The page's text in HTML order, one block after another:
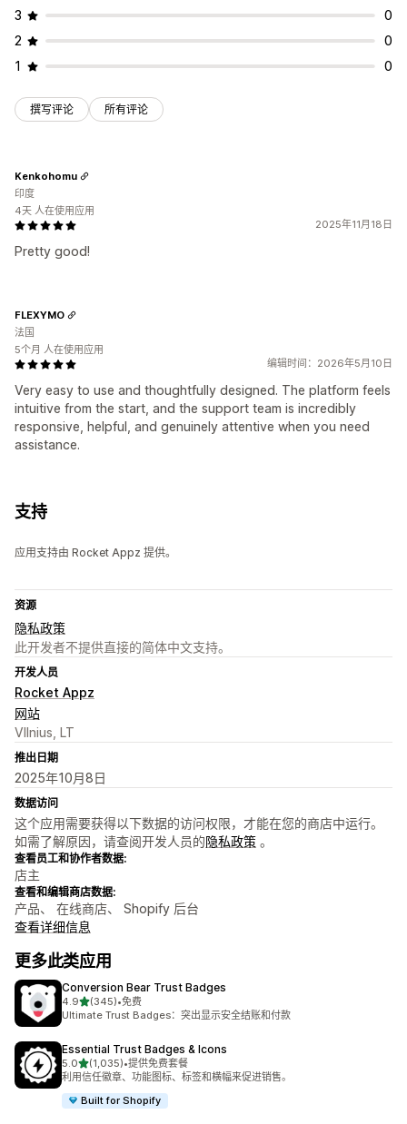
产品系列页面 主页 登陆页面 产品页面
3
0
2
0
1
0
撰写评论 所有评论
2025年11月18日
Pretty good!
Kenkohomu
印度
4天 人在使用应用
编辑时间：2026年5月10日
Very easy to use and thoughtfully designed. The platform feels
intuitive from the start, and the support team is incredibly
responsive, helpful, and genuinely attentive when you need
assistance.
FLEXYMO
法国
5个月 人在使用应用
支持
应用支持由 Rocket Appz 提供。
资源
隐私政策
此开发者不提供直接的简体中文支持。
开发人员
Rocket Appz
网站
VIlnius, LT
推出日期
2025年10月8日
数据访问
这个应用需要获得以下数据的访问权限，才能在您的商店中运行。
如需了解原因，请查阅开发人员的隐私政策 。
查看员工和协作者数据:
店主
查看和编辑商店数据:
产品、 在线商店、 Shopify 后台
查看详细信息
更多此类应用
Conversion Bear Trust Badges
4.9星（满分 5 星）
(345)
总共 345 条评论
•免费
Ultimate Trust Badges：突出显示安全结账和付款
Essential Trust Badges & Icons
5.0星（满分 5 星）
(1,035)
总共 1035 条评论
•提供免费套餐
利用信任徽章、功能图标、标签和横幅来促进销售。
Built for Shopify